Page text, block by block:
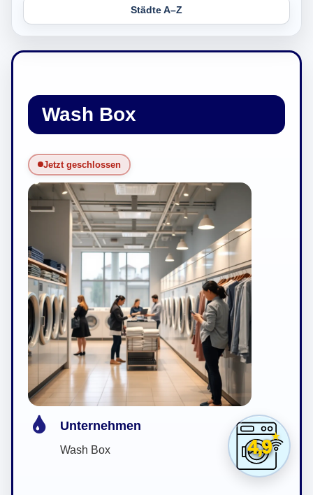
Städte A–Z
Wash Box
Jetzt geschlossen
4,9
Unternehmen
Wash Box